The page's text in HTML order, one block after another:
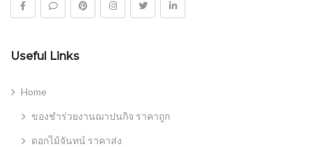
Useful Links
Home
ของชำร่วยงานฌาปนกิจ ราคาถูก
ดอกไม้จันทน์ ราคาส่ง